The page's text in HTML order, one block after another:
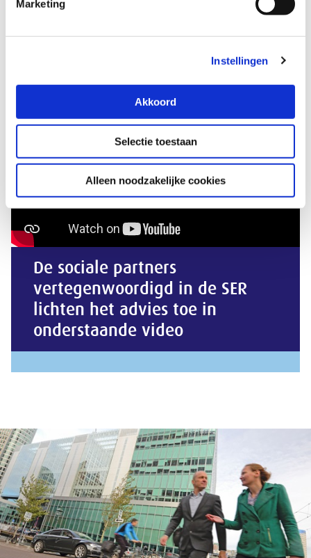
Marketing
Instellingen
Akkoord
Selectie toestaan
Alleen noodzakelijke cookies
Passende woningen voor iedereen
De krappe arbeidsmarkt: wat zijn de oplossingen?
De sociale partners
vertegenwoordigd in de SER
lichten het advies toe in
onderstaande video